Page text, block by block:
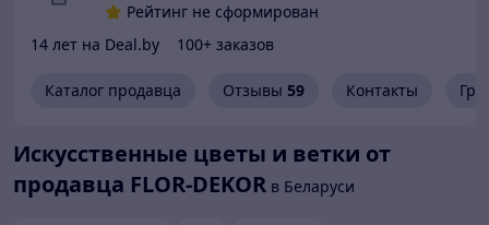
Рейтинг не сформирован
14 лет на Deal.by
100+ заказов
Каталог продавца Отзывы 59 Контакты
Искусственные цветы и ветки от
продавца FLOR-DEKOR в Беларуси